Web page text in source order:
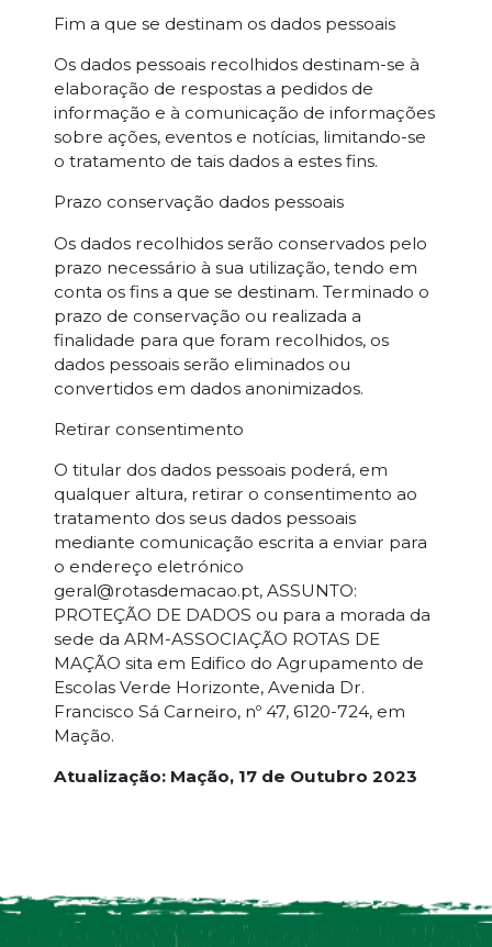
Fim a que se destinam os dados pessoais
Os dados pessoais recolhidos destinam-se à
elaboração de respostas a pedidos de
informação e à comunicação de informações
sobre ações, eventos e notícias, limitando-se
o tratamento de tais dados a estes fins.
Prazo conservação dados pessoais
Os dados recolhidos serão conservados pelo
prazo necessário à sua utilização, tendo em
conta os fins a que se destinam. Terminado o
prazo de conservação ou realizada a
finalidade para que foram recolhidos, os
dados pessoais serão eliminados ou
convertidos em dados anonimizados.
Retirar consentimento
O titular dos dados pessoais poderá, em
qualquer altura, retirar o consentimento ao
tratamento dos seus dados pessoais
mediante comunicação escrita a enviar para
o endereço eletrónico
geral@rotasdemacao.pt, ASSUNTO:
PROTEÇÃO DE DADOS ou para a morada da
sede da ARM-ASSOCIAÇÃO ROTAS DE
MAÇÃO sita em Edifico do Agrupamento de
Escolas Verde Horizonte, Avenida Dr.
Francisco Sá Carneiro, nº 47, 6120-724, em
Mação.
Atualização: Mação, 17 de Outubro 2023